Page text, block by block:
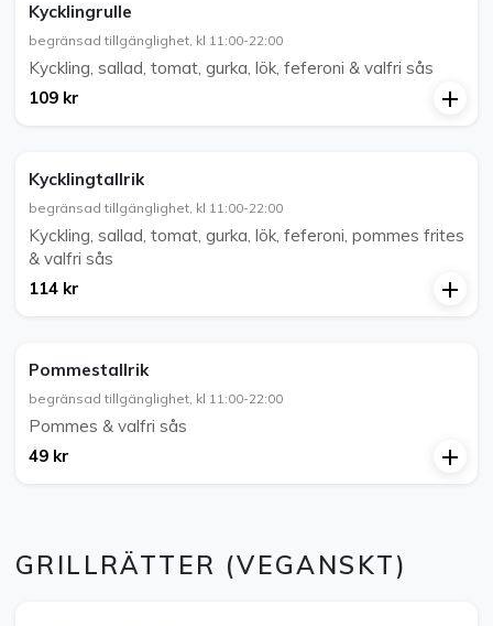
Kycklingrulle
begränsad tillgänglighet, kl 11:00-22:00
Kyckling, sallad, tomat, gurka, lök, feferoni & valfri sås
109 kr
Kycklingtallrik
begränsad tillgänglighet, kl 11:00-22:00
Kyckling, sallad, tomat, gurka, lök, feferoni, pommes frites
& valfri sås
114 kr
Pommestallrik
begränsad tillgänglighet, kl 11:00-22:00
Pommes & valfri sås
49 kr
GRILLRÄTTER (VEGANSKT)